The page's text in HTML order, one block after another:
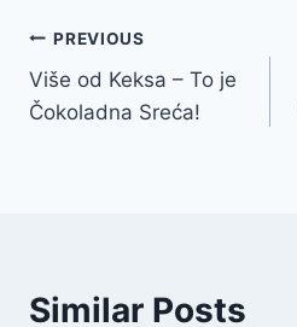
Post
navigation
PREVIOUS
Više od Keksa – To je
Čokoladna Sreća!
Similar Posts